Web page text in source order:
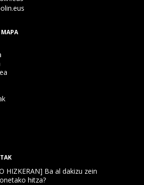
HIZKERAN] Ba al dakizu zein
hitza?